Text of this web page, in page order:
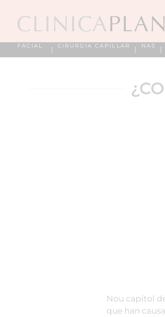
FACIAL CIRURGIA CAPIL·LAR NAS
Nou capítol
que han